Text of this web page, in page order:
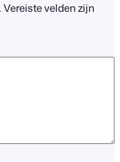
Vereiste velden zijn